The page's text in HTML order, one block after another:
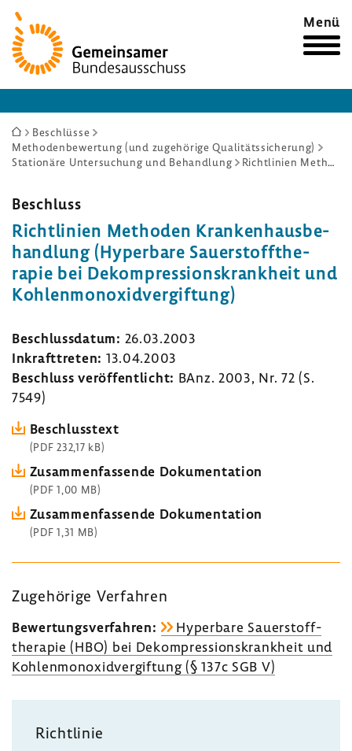
Zur
Startseite
Menü
Sie
sind
Beschlüsse
Methodenbewertung (und zugehörige Qualitätssicherung)
Stationäre Untersuchung und Behandlung
Richtlinien Methoden Krankenhausbehandlung (Hyperbare Sauerstofftherapie bei Dekompressionskrankheit und Kohlenmonoxidvergiftung)
Beschluss
Richt­li­nien Methoden Kran­ken­haus­be­
hand­lung (Hyper­bare Sauer­stoff­the­
rapie bei Dekom­pres­si­ons­krank­heit und
Kohlen­mon­oxid­ver­gif­tung)
Beschluss­datum: 26.03.2003
Inkraft­treten: 13.04.2003
Beschluss veröf­fent­licht: BAnz. 2003, Nr. 72 (S.
7549)
Beschluss­text
(PDF 232,17 kB)
Zusam­men­fas­sende Doku­men­ta­tion
(PDF 1,00 MB)
Zusam­men­fas­sende Doku­men­ta­tion
(PDF 1,31 MB)
Zuge­hö­rige Verfahren
Bewer­tungs­ver­fahren:
Hyper­bare Sauer­stoff­
the­rapie (HBO) bei Dekom­pres­si­ons­krank­heit und
Kohlen­mon­oxid­ver­gif­tung (§ 137c SGB V)
Richt­linie